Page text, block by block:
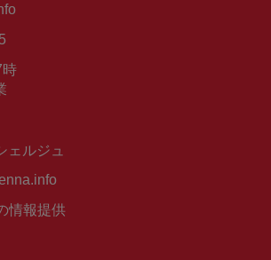
時
ェルジュ
情報提供